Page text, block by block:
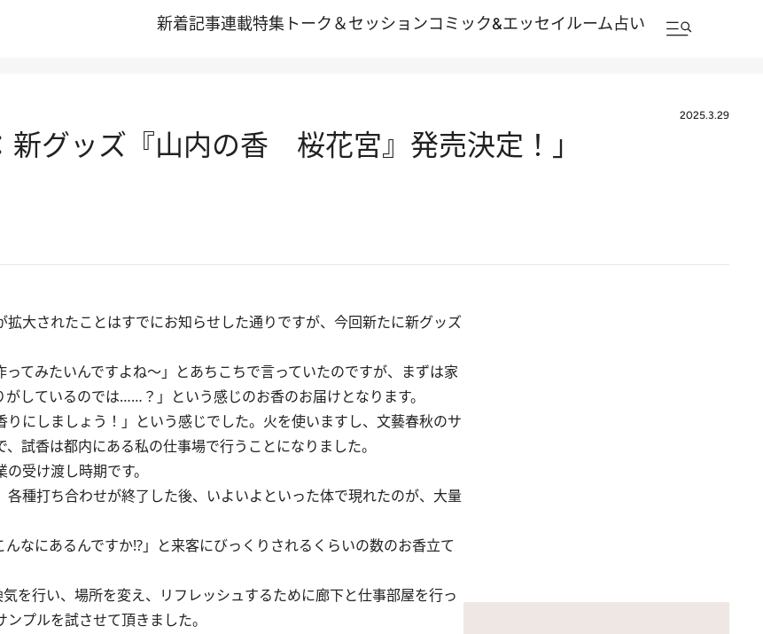
新着記事連載特集 トーク＆セッションコミック&エッセイルーム占い
2025.3.29
グッズ『山内の香 桜花宮』発売決定！」
大されたことはすでにお知らせした通りですが、今回新たに新グッズ
てみたいんですよね～」とあちこちで言っていたのですが、まずは家
しているのでは……？」という感じのお香のお届けとなります。
にしましょう！」という感じでした。火を使いますし、文藝春秋のサ
試香は都内にある私の仕事場で行うことになりました。
受け渡し時期です。
種打ち合わせが終了した後、いよいよといった体で現れたのが、大量
なにあるんですか!?」と来客にびっくりされるくらいの数のお香立て
を行い、場所を変え、リフレッシュするために廊下と仕事部屋を行っ
プルを試させて頂きました。